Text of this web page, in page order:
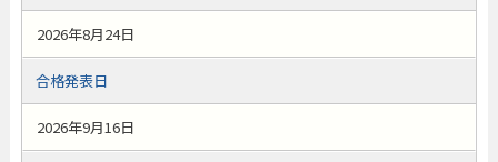
2026年8月24日
合格発表日
2026年9月16日